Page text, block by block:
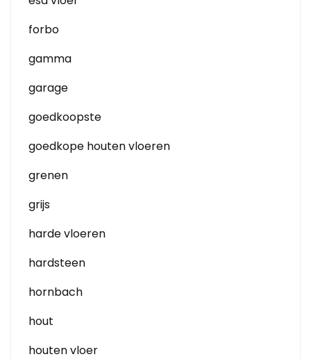
forbo
gamma
garage
goedkoopste
goedkope houten vloeren
grenen
grijs
harde vloeren
hardsteen
hornbach
hout
houten vloer